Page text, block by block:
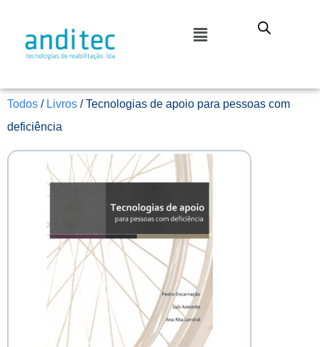
Todos / Livros / Tecnologias de apoio para pessoas com
deficiência